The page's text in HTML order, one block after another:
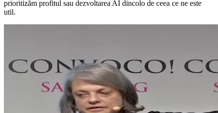
prioritizăm profitul sau dezvoltarea AI dincolo de ceea ce ne este
util.